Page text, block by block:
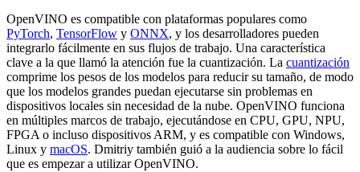
OpenVINO es compatible con plataformas populares como
PyTorch, TensorFlow y ONNX, y los desarrolladores pueden
integrarlo fácilmente en sus flujos de trabajo. Una característica
clave a la que llamó la atención fue la cuantización. La cuantización
comprime los pesos de los modelos para reducir su tamaño, de modo
que los modelos grandes puedan ejecutarse sin problemas en
dispositivos locales sin necesidad de la nube. OpenVINO funciona
en múltiples marcos de trabajo, ejecutándose en CPU, GPU, NPU,
FPGA o incluso dispositivos ARM, y es compatible con Windows,
Linux y macOS. Dmitriy también guió a la audiencia sobre lo fácil
que es empezar a utilizar OpenVINO.